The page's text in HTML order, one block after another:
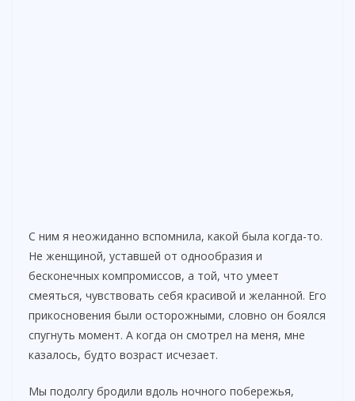
С ним я неожиданно вспомнила, какой была когда-то.
Не женщиной, уставшей от однообразия и
бесконечных компромиссов, а той, что умеет
смеяться, чувствовать себя красивой и желанной. Его
прикосновения были осторожными, словно он боялся
спугнуть момент. А когда он смотрел на меня, мне
казалось, будто возраст исчезает.
Мы подолгу бродили вдоль ночного побережья,